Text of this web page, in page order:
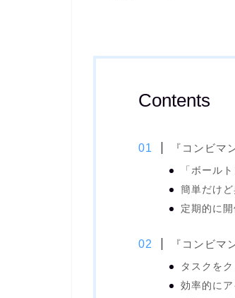
Contents
『コンビ
「ボール
簡単だけ
定期的に
『コンビマ
タスクを
効率的にア